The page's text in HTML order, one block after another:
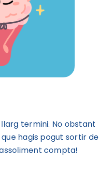
termini. No obstant
hagis pogut sortir de
compta!